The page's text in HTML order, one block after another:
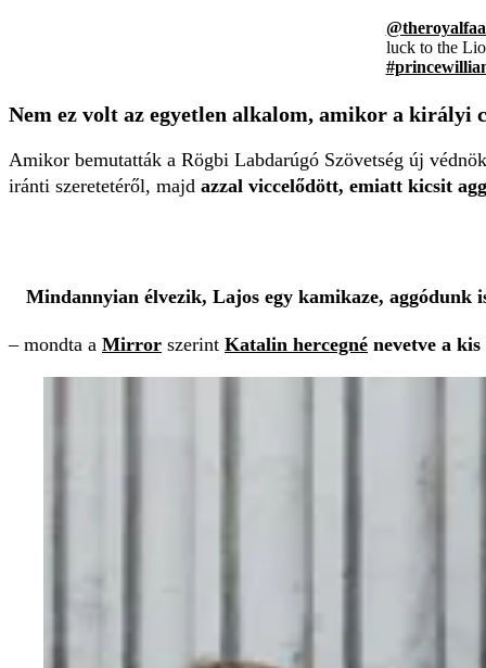
luck to the
Nem ez volt az egyetlen alkalom, amikor a királyi
Amikor bemutatták a Rögbi Labdarúgó Szövetség új
iránti szeretetéről, majd azzal viccelődött, emiatt kicsit
Mindannyian élvezik, Lajos egy kamikaze, aggódunk
– mondta a Mirror szerint Katalin hercegné nevetve a